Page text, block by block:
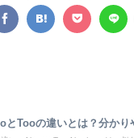
とTooの違いとは？分かり